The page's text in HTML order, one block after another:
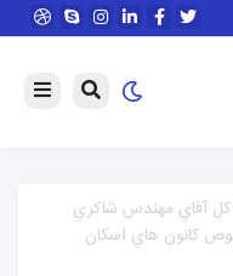
آقاي مهندس شاكري
كانون هاي اسكان